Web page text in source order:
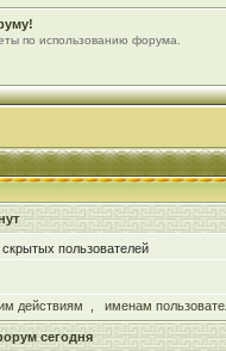
по использованию форума.
пользователей
действиям именам
сегодня